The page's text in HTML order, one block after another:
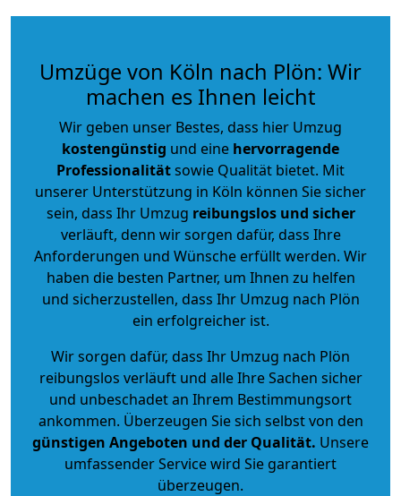
Umzüge von Köln nach Plön: Wir
machen es Ihnen leicht
Wir geben unser Bestes, dass hier Umzug
kostengünstig und eine hervorragende
Professionalitätsowie Qualität bietet. Mit
unserer Unterstützung in Köln können Sie sicher
sein, dass Ihr Umzug reibungslos und sicher
verläuft, denn wir sorgen dafür, dass Ihre
Anforderungen und Wünsche erfüllt werden. Wir
haben die besten Partner, um Ihnen zu helfen
und sicherzustellen, dass Ihr Umzug nach Plön
ein erfolgreicher ist.
Wir sorgen dafür, dass Ihr Umzug nach Plön
reibungslos verläuft und alle Ihre Sachen sicher
und unbeschadet an Ihrem Bestimmungsort
ankommen. Überzeugen Sie sich selbst von den
günstigen Angeboten und der Qualität. Unsere
umfassender Service wird Sie garantiert
überzeugen.